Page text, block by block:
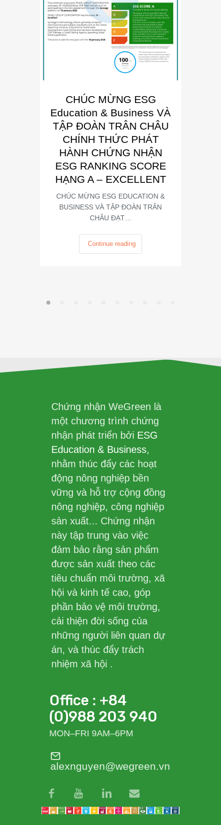
CHÚC MỪNG ESG
Education & Business VÀ
TẬP ĐOÀN TRÂN CHÂU
CHÍNH THỨC PHÁT
HÀNH CHỨNG NHẬN
ESG RANKING SCORE
HẠNG A – EXCELLENT
CHÚC MỪNG ESG EDUCATION &
BUSINESS VÀ TẬP ĐOÀN TRÂN
CHÂU ĐẠT…
Continue reading
Chứng nhận WeGreen là
một chương trình chứng
nhận phát triển bởi ESG
Education & Business,
nhằm thúc đẩy các hoạt
động nông nghiệp bền
vững và hỗ trợ cộng đồng
nông nghiệp, công nghiệp
sản xuất... Chứng nhận
này tập trung vào việc
đảm bảo rằng sản phẩm
được sản xuất theo các
tiêu chuẩn môi trường, xã
hội và kinh tế cao, góp
phần bảo vệ môi trường,
cải thiện đời sống của
những người liên quan dự
án, và thúc đẩy trách
nhiệm xã hội .
Office : +84
(0)988 203 940
MON–FRI 9AM–6PM
alexnguyen@wegreen.vn